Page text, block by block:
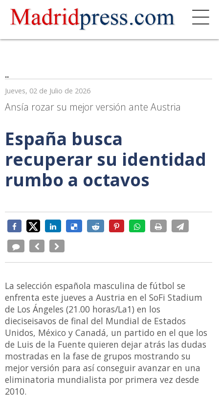
..
Jueves, 02 de Julio de 2026
Ansía rozar su mejor versión ante Austria
España busca
recuperar su identidad
rumbo a octavos
La selección española masculina de fútbol se
enfrenta este jueves a Austria en el SoFi Stadium
de Los Ángeles (21.00 horas/La1) en los
dieciseisavos de final del Mundial de Estados
Unidos, México y Canadá, un partido en el que los
de Luis de la Fuente quieren dejar atrás las dudas
mostradas en la fase de grupos mostrando su
mejor versión para así conseguir avanzar en una
eliminatoria mundialista por primera vez desde
2010.